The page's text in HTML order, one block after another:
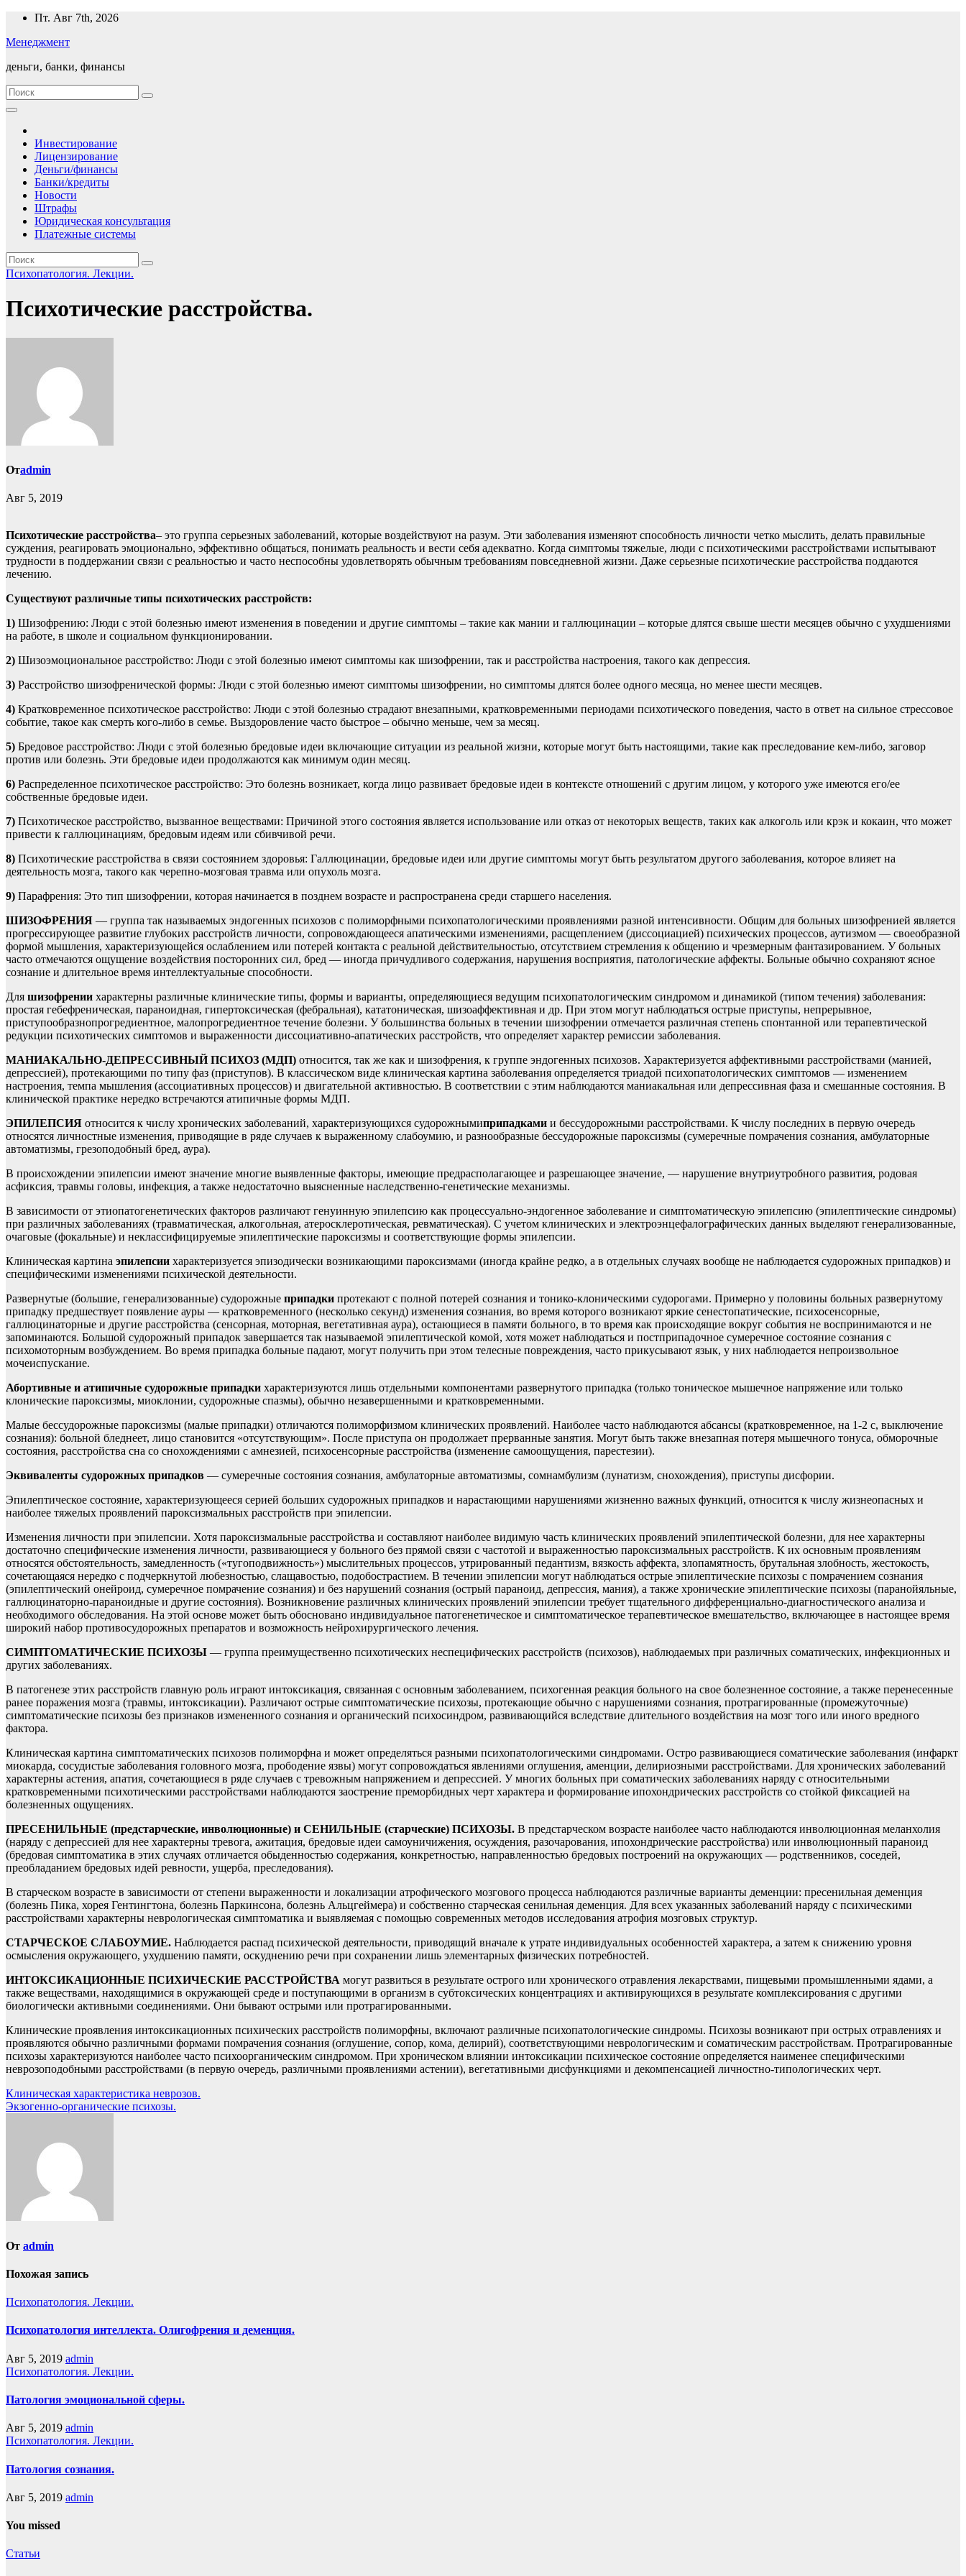
Перейти
содержимому
Пт. Авг 7th, 2026
Менеджмент
деньги, банки, финансы
Инвестирование
Лицензирование
Деньги/финансы
Банки/кредиты
Новости
Штрафы
Юридическая консультация
Платежные системы
Психопатология. Лекции.
Психотические расстройства.
Отadmin
Авг 5, 2019
Психотические расстройства– это группа серьезных заболеваний, которые воздействуют на разум. Эти заболевания изменяют способность личности четко мыслить, делать правильные
суждения, реагировать эмоционально, эффективно общаться, понимать реальность и вести себя адекватно. Когда симптомы тяжелые, люди с психотическими расстройствами испытывают
трудности в поддержании связи с реальностью и часто неспособны удовлетворять обычным требованиям повседневной жизни. Даже серьезные психотические расстройства поддаются
лечению.
Существуют различные типы психотических расстройств:
1) Шизофрению: Люди с этой болезнью имеют изменения в поведении и другие симптомы – такие как мании и галлюцинации – которые длятся свыше шести месяцев обычно с ухудшениями
на работе, в школе и социальном функционировании.
2) Шизоэмоциональное расстройство: Люди с этой болезнью имеют симптомы как шизофрении, так и расстройства настроения, такого как депрессия.
3) Расстройство шизофренической формы: Люди с этой болезнью имеют симптомы шизофрении, но симптомы длятся более одного месяца, но менее шести месяцев.
4) Кратковременное психотическое расстройство: Люди с этой болезнью страдают внезапными, кратковременными периодами психотического поведения, часто в ответ на сильное стрессовое
событие, такое как смерть кого-либо в семье. Выздоровление часто быстрое – обычно меньше, чем за месяц.
5) Бредовое расстройство: Люди с этой болезнью бредовые идеи включающие ситуации из реальной жизни, которые могут быть настоящими, такие как преследование кем-либо, заговор
против или болезнь. Эти бредовые идеи продолжаются как минимум один месяц.
6) Распределенное психотическое расстройство: Это болезнь возникает, когда лицо развивает бредовые идеи в контексте отношений с другим лицом, у которого уже имеются его/ее
собственные бредовые идеи.
7) Психотическое расстройство, вызванное веществами: Причиной этого состояния является использование или отказ от некоторых веществ, таких как алкоголь или крэк и кокаин, что может
привести к галлюцинациям, бредовым идеям или сбивчивой речи.
8) Психотические расстройства в связи состоянием здоровья: Галлюцинации, бредовые идеи или другие симптомы могут быть результатом другого заболевания, которое влияет на
деятельность мозга, такого как черепно-мозговая травма или опухоль мозга.
9) Парафрения: Это тип шизофрении, которая начинается в позднем возрасте и распространена среди старшего населения.
ШИЗОФРЕНИЯ — группа так называемых эндогенных психозов с полиморфными психопатологическими проявлениями разной интенсивности. Общим для больных шизофренией является
прогрессирующее развитие глубоких расстройств личности, сопровождающееся апатическими изменениями, расщеплением (диссоциацией) психических процессов, аутизмом — своеобразной
формой мышления, характеризующейся ослаблением или потерей контакта с реальной действительностью, отсутствием стремления к общению и чрезмерным фантазированием. У больных
часто отмечаются ощущение воздействия посторонних сил, бред — иногда причудливого содержания, нарушения восприятия, патологические аффекты. Больные обычно сохраняют ясное
сознание и длительное время интеллектуальные способности.
Для шизофрении характерны различные клинические типы, формы и варианты, определяющиеся ведущим психопатологическим синдромом и динамикой (типом течения) заболевания:
простая гебефреническая, параноидная, гипертоксическая (фебральная), кататоническая, шизоаффективная и др. При этом могут наблюдаться острые приступы, непрерывное,
приступообразнопрогредиентное, малопрогредиентное течение болезни. У большинства больных в течении шизофрении отмечается различная степень спонтанной или терапевтической
редукции психотических симптомов и выраженности диссоциативно-апатических расстройств, что определяет характер ремиссии заболевания.
МАНИАКАЛЬНО-ДЕПРЕССИВНЫЙ ПСИХОЗ (МДП) относится, так же как и шизофрения, к группе эндогенных психозов. Характеризуется аффективными расстройствами (манией,
депрессией), протекающими по типу фаз (приступов). В классическом виде клиническая картина заболевания определяется триадой психопатологических симптомов — изменением
настроения, темпа мышления (ассоциативных процессов) и двигательной активностью. В соответствии с этим наблюдаются маниакальная или депрессивная фаза и смешанные состояния. В
клинической практике нередко встречаются атипичные формы МДП.
ЭПИЛЕПСИЯ относится к числу хронических заболеваний, характеризующихся судорожнымиприпадками и бессудорожными расстройствами. К числу последних в первую очередь
относятся личностные изменения, приводящие в ряде случаев к выраженному слабоумию, и разнообразные бессудорожные пароксизмы (сумеречные помрачения сознания, амбулаторные
автоматизмы, грезоподобный бред, аура).
В происхождении эпилепсии имеют значение многие выявленные факторы, имеющие предрасполагающее и разрешающее значение, — нарушение внутриутробного развития, родовая
асфиксия, травмы головы, инфекция, а также недостаточно выясненные наследственно-генетические механизмы.
В зависимости от этиопатогенетических факторов различают генуинную эпилепсию как процессуально-эндогенное заболевание и симптоматическую эпилепсию (эпилептические синдромы)
при различных заболеваниях (травматическая, алкогольная, атеросклеротическая, ревматическая). С учетом клинических и электроэнцефалографических данных выделяют генерализованные,
очаговые (фокальные) и неклассифицируемые эпилептические пароксизмы и соответствующие формы эпилепсии.
Клиническая картина эпилепсии характеризуется эпизодически возникающими пароксизмами (иногда крайне редко, а в отдельных случаях вообще не наблюдается судорожных припадков) и
специфическими изменениями психической деятельности.
Развернутые (большие, генерализованные) судорожные припадки протекают с полной потерей сознания и тонико-клоническими судорогами. Примерно у половины больных развернутому
припадку предшествует появление ауры — кратковременного (несколько секунд) изменения сознания, во время которого возникают яркие сенестопатические, психосенсорные,
галлюцинаторные и другие расстройства (сенсорная, моторная, вегетативная аура), остающиеся в памяти больного, в то время как происходящие вокруг события не воспринимаются и не
запоминаются. Большой судорожный припадок завершается так называемой эпилептической комой, хотя может наблюдаться и постприпадочное сумеречное состояние сознания с
психомоторным возбуждением. Во время припадка больные падают, могут получить при этом телесные повреждения, часто прикусывают язык, у них наблюдается непроизвольное
мочеиспускание.
Абортивные и атипичные судорожные припадки характеризуются лишь отдельными компонентами развернутого припадка (только тоническое мышечное напряжение или только
клонические пароксизмы, миоклонии, судорожные спазмы), обычно незавершенными и кратковременными.
Малые бессудорожные пароксизмы (малые припадки) отличаются полиморфизмом клинических проявлений. Наиболее часто наблюдаются абсансы (кратковременное, на 1-2 с, выключение
сознания): больной бледнеет, лицо становится «отсутствующим». После приступа он продолжает прерванные занятия. Могут быть также внезапная потеря мышечного тонуса, обморочные
состояния, расстройства сна со снохождениями с амнезией, психосенсорные расстройства (изменение самоощущения, парестезии).
Эквиваленты судорожных припадков — сумеречные состояния сознания, амбулаторные автоматизмы, сомнамбулизм (лунатизм, снохождения), приступы дисфории.
Эпилептическое состояние, характеризующееся серией больших судорожных припадков и нарастающими нарушениями жизненно важных функций, относится к числу жизнеопасных и
наиболее тяжелых проявлений пароксизмальных расстройств при эпилепсии.
Изменения личности при эпилепсии. Хотя пароксизмальные расстройства и составляют наиболее видимую часть клинических проявлений эпилептической болезни, для нее характерны
достаточно специфические изменения личности, развивающиеся у больного без прямой связи с частотой и выраженностью пароксизмальных расстройств. К их основным проявлениям
относятся обстоятельность, замедленность («тугоподвижность») мыслительных процессов, утрированный педантизм, вязкость аффекта, злопамятность, брутальная злобность, жестокость,
сочетающаяся нередко с подчеркнутой любезностью, слащавостью, подобострастием. В течении эпилепсии могут наблюдаться острые эпилептические психозы с помрачением сознания
(эпилептический онейроид, сумеречное помрачение сознания) и без нарушений сознания (острый параноид, депрессия, мания), а также хронические эпилептические психозы (паранойяльные,
галлюцинаторно-параноидные и другие состояния). Возникновение различных клинических проявлений эпилепсии требует тщательного дифференциально-диагностического анализа и
необходимого обследования. На этой основе может быть обосновано индивидуальное патогенетическое и симптоматическое терапевтическое вмешательство, включающее в настоящее время
широкий набор противосудорожных препаратов и возможность нейрохирургического лечения.
СИМПТОМАТИЧЕСКИЕ ПСИХОЗЫ — группа преимущественно психотических неспецифических расстройств (психозов), наблюдаемых при различных соматических, инфекционных и
других заболеваниях.
В патогенезе этих расстройств главную роль играют интоксикация, связанная с основным заболеванием, психогенная реакция больного на свое болезненное состояние, а также перенесенные
ранее поражения мозга (травмы, интоксикации). Различают острые симптоматические психозы, протекающие обычно с нарушениями сознания, протрагированные (промежуточные)
симптоматические психозы без признаков измененного сознания и органический психосиндром, развивающийся вследствие длительного воздействия на мозг того или иного вредного
фактора.
Клиническая картина симптоматических психозов полиморфна и может определяться разными психопатологическими синдромами. Остро развивающиеся соматические заболевания (инфаркт
миокарда, сосудистые заболевания головного мозга, прободение язвы) могут сопровождаться явлениями оглушения, аменции, делириозными расстройствами. Для хронических заболеваний
характерны астения, апатия, сочетающиеся в ряде случаев с тревожным напряжением и депрессией. У многих больных при соматических заболеваниях наряду с относительными
кратковременными психотическими расстройствами наблюдаются заострение преморбидных черт характера и формирование ипохондрических расстройств со стойкой фиксацией на
болезненных ощущениях.
ПРЕСЕНИЛЬНЫЕ (предстарческие, инволюционные) и СЕНИЛЬНЫЕ (старческие) ПСИХОЗЫ. В предстарческом возрасте наиболее часто наблюдаются инволюционная меланхолия
(наряду с депрессией для нее характерны тревога, ажитация, бредовые идеи самоуничижения, осуждения, разочарования, ипохондрические расстройства) или инволюционный параноид
(бредовая симптоматика в этих случаях отличается обыденностью содержания, конкретностью, направленностью бредовых построений на окружающих — родственников, соседей,
преобладанием бредовых идей ревности, ущерба, преследования).
В старческом возрасте в зависимости от степени выраженности и локализации атрофического мозгового процесса наблюдаются различные варианты деменции: пресенильная деменция
(болезнь Пика, хорея Гентингтона, болезнь Паркинсона, болезнь Альцгеймера) и собственно старческая сенильная деменция. Для всех указанных заболеваний наряду с психическими
расстройствами характерны неврологическая симптоматика и выявляемая с помощью современных методов исследования атрофия мозговых структур.
СТАРЧЕСКОЕ СЛАБОУМИЕ. Наблюдается распад психической деятельности, приводящий вначале к утрате индивидуальных особенностей характера, а затем к снижению уровня
осмысления окружающего, ухудшению памяти, оскуднению речи при сохранении лишь элементарных физических потребностей.
ИНТОКСИКАЦИОННЫЕ ПСИХИЧЕСКИЕ РАССТРОЙСТВА могут развиться в результате острого или хронического отравления лекарствами, пищевыми промышленными ядами, а
также веществами, находящимися в окружающей среде и поступающими в организм в субтоксических концентрациях и активирующихся в результате комплексирования с другими
биологически активными соединениями. Они бывают острыми или протрагированными.
Клинические проявления интоксикационных психических расстройств полиморфны, включают различные психопатологические синдромы. Психозы возникают при острых отравлениях и
проявляются обычно различными формами помрачения сознания (оглушение, сопор, кома, делирий), соответствующими неврологическим и соматическим расстройствам. Протрагированные
психозы характеризуются наиболее часто психоорганическим синдромом. При хроническом влиянии интоксикации психическое состояние определяется наименее специфическими
неврозоподобными расстройствами (в первую очередь, различными проявлениями астении), вегетативными дисфункциями и декомпенсацией личностно-типологических черт.
Навигация
по
Клиническая характеристика неврозов.
Экзогенно-органические психозы.
От admin
Похожая запись
Психопатология. Лекции.
Психопатология интеллекта. Олигофрения и деменция.
Авг 5, 2019 admin
Психопатология. Лекции.
Патология эмоциональной сферы.
Авг 5, 2019 admin
Психопатология. Лекции.
Патология сознания.
Авг 5, 2019 admin
You missed
Статьи